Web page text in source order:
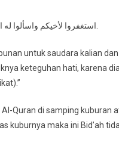
استغفروا لأخيكم واسألوا له التثبيت فإنه الآن يسأل.
untuk saudara kalian dan
keteguhan hati, karena
Quran di samping kuburan
kuburnya maka ini Bid’ah